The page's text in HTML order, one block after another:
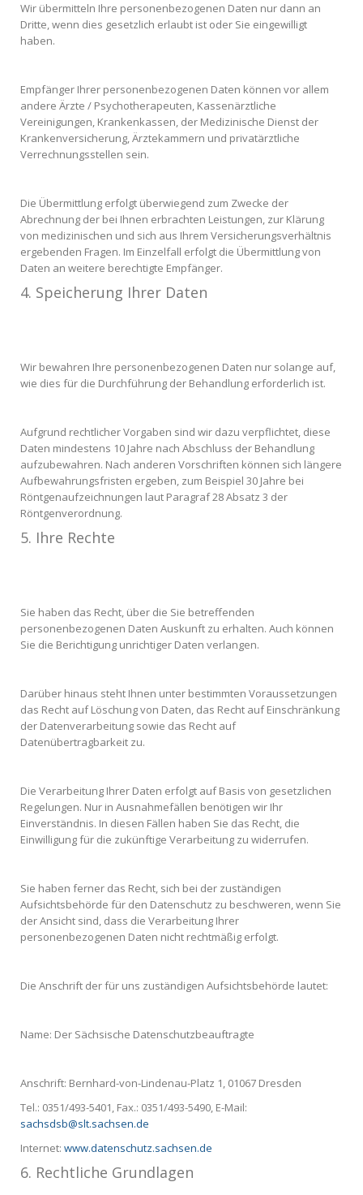
Wir übermitteln Ihre personenbezogenen Daten nur dann an
Dritte, wenn dies gesetzlich erlaubt ist oder Sie eingewilligt
haben.
Empfänger Ihrer personenbezogenen Daten können vor allem
andere Ärzte / Psychotherapeuten, Kassenärztliche
Vereinigungen, Krankenkassen, der Medizinische Dienst der
Krankenversicherung, Ärztekammern und privatärztliche
Verrechnungsstellen sein.
Die Übermittlung erfolgt überwiegend zum Zwecke der
Abrechnung der bei Ihnen erbrachten Leistungen, zur Klärung
von medizinischen und sich aus Ihrem Versicherungsverhältnis
ergebenden Fragen. Im Einzelfall erfolgt die Übermittlung von
Daten an weitere berechtigte Empfänger.
4. Speicherung Ihrer Daten
Wir bewahren Ihre personenbezogenen Daten nur solange auf,
wie dies für die Durchführung der Behandlung erforderlich ist.
Aufgrund rechtlicher Vorgaben sind wir dazu verpflichtet, diese
Daten mindestens 10 Jahre nach Abschluss der Behandlung
aufzubewahren. Nach anderen Vorschriften können sich längere
Aufbewahrungsfristen ergeben, zum Beispiel 30 Jahre bei
Röntgenaufzeichnungen laut Paragraf 28 Absatz 3 der
Röntgenverordnung.
5. Ihre Rechte
Sie haben das Recht, über die Sie betreffenden
personenbezogenen Daten Auskunft zu erhalten. Auch können
Sie die Berichtigung unrichtiger Daten verlangen.
Darüber hinaus steht Ihnen unter bestimmten Voraussetzungen
das Recht auf Löschung von Daten, das Recht auf Einschränkung
der Datenverarbeitung sowie das Recht auf
Datenübertragbarkeit zu.
Die Verarbeitung Ihrer Daten erfolgt auf Basis von gesetzlichen
Regelungen. Nur in Ausnahmefällen benötigen wir Ihr
Einverständnis. In diesen Fällen haben Sie das Recht, die
Einwilligung für die zukünftige Verarbeitung zu widerrufen.
Sie haben ferner das Recht, sich bei der zuständigen
Aufsichtsbehörde für den Datenschutz zu beschweren, wenn Sie
der Ansicht sind, dass die Verarbeitung Ihrer
personenbezogenen Daten nicht rechtmäßig erfolgt.
Die Anschrift der für uns zuständigen Aufsichtsbehörde lautet:
Name: Der Sächsische Datenschutzbeauftragte
Anschrift: Bernhard-von-Lindenau-Platz 1, 01067 Dresden
Tel.: 0351/493-5401, Fax.: 0351/493-5490, E-Mail:
sachsdsb@slt.sachsen.de
Internet: www.datenschutz.sachsen.de
6. Rechtliche Grundlagen